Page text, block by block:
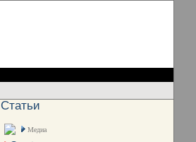
Статьи
Медиа